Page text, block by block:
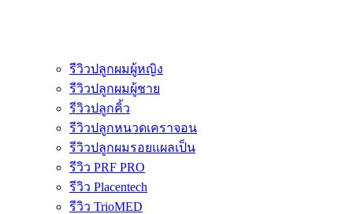
รีวิวปลูกผมผู้หญิง
รีวิวปลูกผมผู้ชาย
รีวิวปลูกคิ้ว
รีวิวปลูกหนวดเคราจอน
รีวิวปลูกผมรอยแผลเป็น
รีวิว PRF PRO
รีวิว Placentech
รีวิว TrioMED